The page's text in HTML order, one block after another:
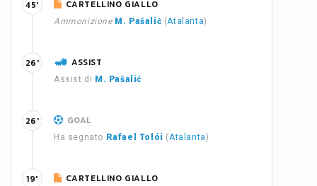
CARTELLINO GIALLO
Ammonizione M. Pašalić (Atalanta)
45'
ASSIST
Assist di M. Pašalić
26'
GOAL
Ha segnato Rafael Tolói (Atalanta)
26'
CARTELLINO GIALLO
19'